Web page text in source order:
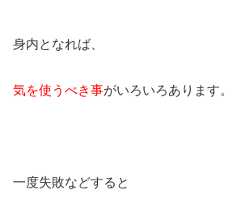
身内となれば、
気を使うべき事がいろいろあります。
一度失敗などすると